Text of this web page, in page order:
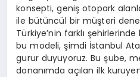
konsepti, geniş otopark
ile bütüncül bir müşteri
Türkiye’nin farklı şehirlerinde
bu modeli, şimdi İstanbul
gurur duyuyoruz. Bu şube,
donanımda açılan ilk